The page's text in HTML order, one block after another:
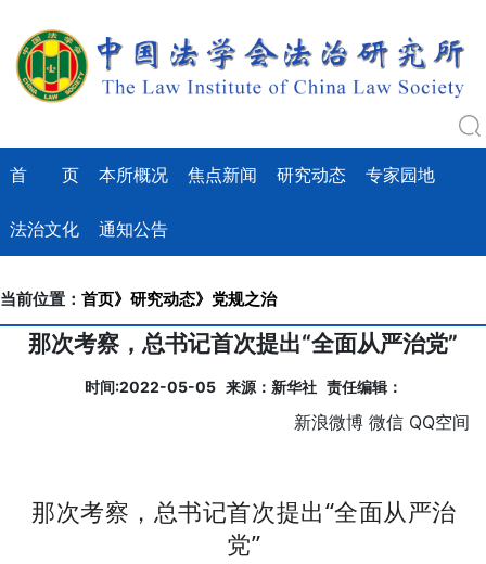
首 页 本所概况 焦点新闻 研究动态 专家园地
法治文化 通知公告
当前位置： 首页》 研究动态》 党规之治
那次考察，总书记首次提出“全面从严治党”
时间:2022-05-05 来源：新华社 责任编辑：
新浪微博 微信 QQ空间
那次考察，总书记首次提出“全面从严治
党”